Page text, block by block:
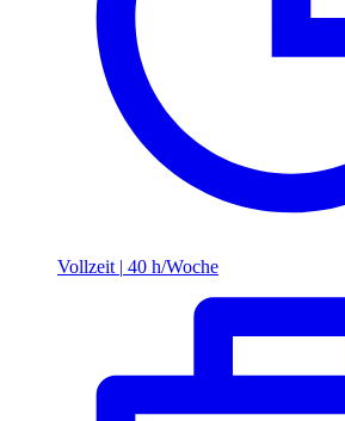
Vollzeit | 40 h/Woche